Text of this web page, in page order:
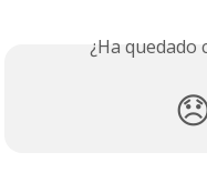
¿Ha